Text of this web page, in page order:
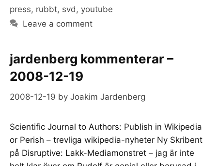
press, rubbt, svd, youtube
Leave a comment
jardenberg kommenterar –
2008-12-19
2008-12-19 by Joakim Jardenberg
Scientific Journal to Authors: Publish in Wikipedia
or Perish – trevliga wikipedia-nyheter Ny Skribent
på Disruptive: Lakk-Mediamonstret – jag är inte